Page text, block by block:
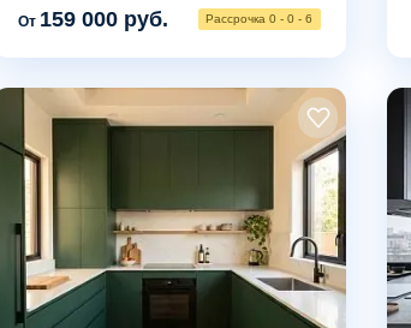
От 159 000 руб. Рассрочка 0 - 0 - 6